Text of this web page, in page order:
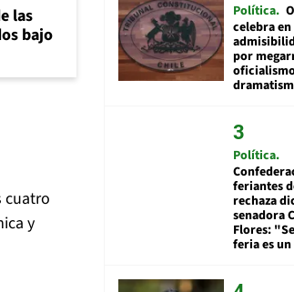
las
bajo
cuatro
y
Política
celebra
por
Política
feriantes
rechaza
senadora
Flores:
feria es